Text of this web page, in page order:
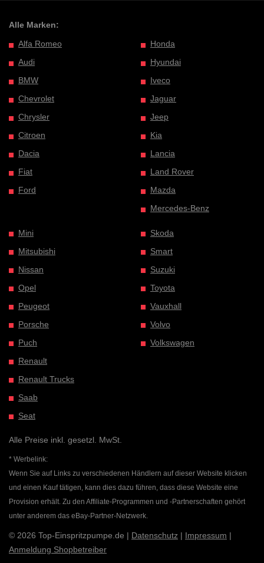
Alle Marken:
Alfa Romeo
Audi
BMW
Chevrolet
Chrysler
Citroen
Dacia
Fiat
Ford
Honda
Hyundai
Iveco
Jaguar
Jeep
Kia
Lancia
Land Rover
Mazda
Mercedes-Benz
Mini
Mitsubishi
Nissan
Opel
Peugeot
Porsche
Puch
Renault
Renault Trucks
Saab
Seat
Skoda
Smart
Suzuki
Toyota
Vauxhall
Volvo
Volkswagen
Alle Preise inkl. gesetzl. MwSt.
* Werbelink:
Wenn Sie auf Links zu verschiedenen Händlern auf dieser Website klicken
und einen Kauf tätigen, kann dies dazu führen, dass diese Website eine
Provision erhält. Zu den Affiliate-Programmen und -Partnerschaften gehört
unter anderem das eBay-Partner-Netzwerk.
© 2026 Top-Einspritzpumpe.de | Datenschutz | Impressum |
Anmeldung Shopbetreiber